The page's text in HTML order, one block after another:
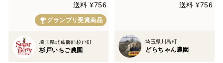
送料 ¥756
グランプリ受賞商品
埼玉県北葛飾郡杉戸町
杉戸いちご農園
送料 ¥756
埼玉県川島町
どらちゃん農園